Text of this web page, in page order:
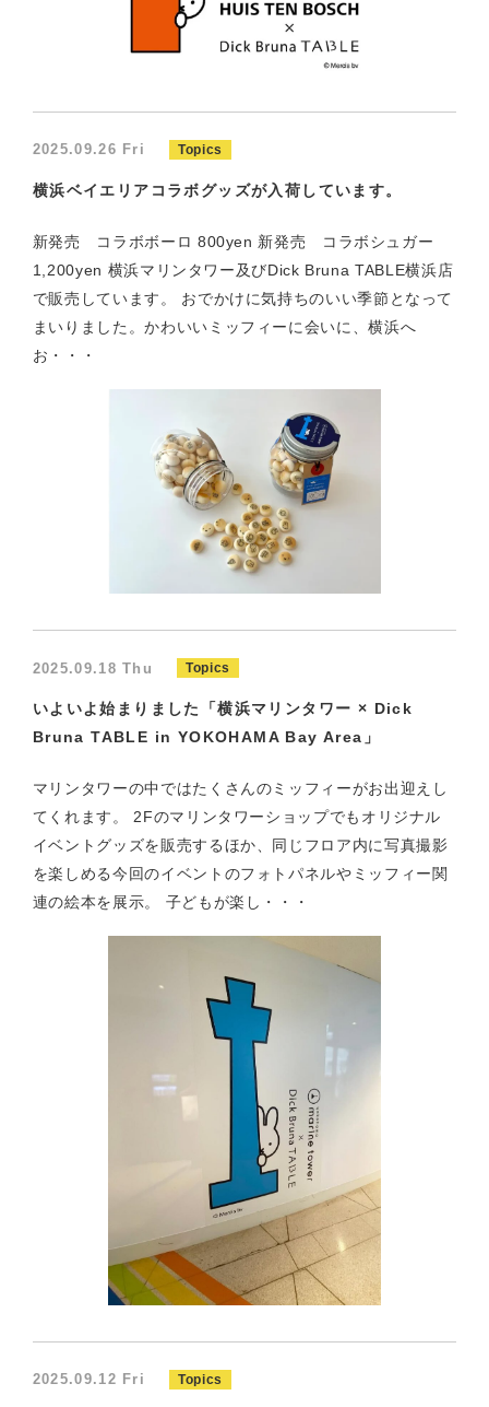
2025.09.26 Fri Topics
横浜ベイエリアコラボグッズが入荷しています。
新発売 コラボボーロ 800yen 新発売 コラボシュガー
1,200yen 横浜マリンタワー及びDick Bruna TABLE横浜店
で販売しています。 おでかけに気持ちのいい季節となって
まいりました。かわいいミッフィーに会いに、横浜へ
お・・・
2025.09.18 Thu Topics
いよいよ始まりました「横浜マリンタワー × Dick
Bruna TABLE in YOKOHAMA Bay Area」
マリンタワーの中ではたくさんのミッフィーがお出迎えし
てくれます。 2Fのマリンタワーショップでもオリジナル
イベントグッズを販売するほか、同じフロア内に写真撮影
を楽しめる今回のイベントのフォトパネルやミッフィー関
連の絵本を展示。 子どもが楽し・・・
2025.09.12 Fri Topics